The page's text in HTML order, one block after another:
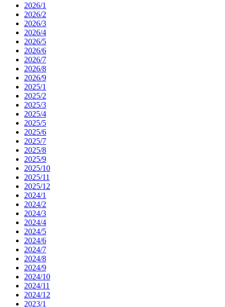
2026/1
2026/2
2026/3
2026/4
2026/5
2026/6
2026/7
2026/8
2026/9
2025/1
2025/2
2025/3
2025/4
2025/5
2025/6
2025/7
2025/8
2025/9
2025/10
2025/11
2025/12
2024/1
2024/2
2024/3
2024/4
2024/5
2024/6
2024/7
2024/8
2024/9
2024/10
2024/11
2024/12
2023/1